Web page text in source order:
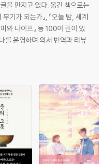
을 만지고 있다. 옮긴 책으로는
무기가 되는가』, 『오늘 밤, 세계
와 나이프』 등 100여 권이 있
를 운영하며 외서 번역과 리뷰